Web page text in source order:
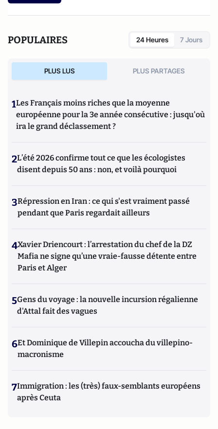
POPULAIRES 24 Heures 7 Jours
PLUS LUS PLUS PARTAGES
1Les Français moins riches que la moyenne
européenne pour la 3e année consécutive : jusqu'où
ira le grand déclassement ?
2L’été 2026 confirme tout ce que les écologistes
disent depuis 50 ans : non, et voilà pourquoi
3Répression en Iran : ce qui s'est vraiment passé
pendant que Paris regardait ailleurs
4Xavier Driencourt : l’arrestation du chef de la DZ
Mafia ne signe qu’une vraie-fausse détente entre
Paris et Alger
5Gens du voyage : la nouvelle incursion régalienne
d'Attal fait des vagues
6Et Dominique de Villepin accoucha du villepino-
macronisme
7Immigration : les (très) faux-semblants européens
après Ceuta